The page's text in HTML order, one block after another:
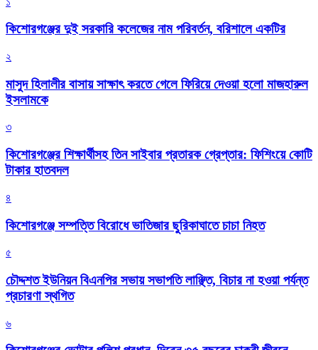
কিশোরগঞ্জের দুই সরকারি কলেজের নাম পরিবর্তন, বরিশালে একটির
২
মাসুদ হিলালীর বাসায় সাক্ষাৎ করতে গেলে ফিরিয়ে দেওয়া হলো মাজহারুল
ইসলামকে
৩
কিশোরগঞ্জের শিক্ষার্থীসহ তিন সাইবার প্রতারক গ্রেপ্তার: ফিশিংয়ে কোটি
টাকার হাতবদল
৪
কিশোরগঞ্জে সম্পত্তি বিরোধে ভাতিজার ছুরিকাঘাতে চাচা নিহত
৫
চৌদ্দশত ইউনিয়ন বিএনপির সভায় সভাপতি লাঞ্ছিত, বিচার না হওয়া পর্যন্ত
প্রচারণা স্থগিত
৬